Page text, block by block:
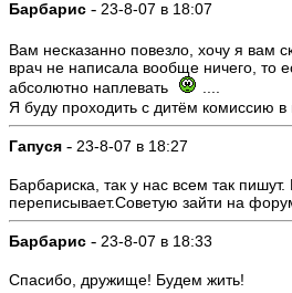
Барбарис - 23-8-07 в 18:07
Вам несказанно повезло, хочу я вам
врач не написала вообще ничего, то
абсолютно наплевать
Я буду проходить с дитём комиссию
Гапуся - 23-8-07 в 18:27
Барбариска, так у нас всем так
переписывает.Советую зайти на
Барбарис - 23-8-07 в 18:33
Спасибо, дружище! Будем жить!